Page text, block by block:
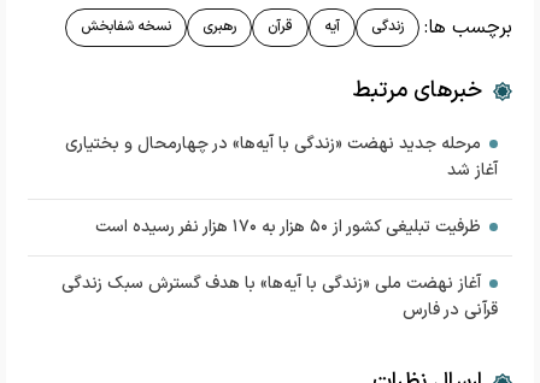
برچسب ها: زندگی آیه قرآن رهبری نسخه شفابخش
خبرهای مرتبط
مرحله جدید نهضت «زندگی با آیه‌ها» در چهارمحال و بختیاری
آغاز شد
ظرفیت تبلیغی کشور از ۵۰ هزار به ۱۷۰ هزار نفر رسیده است
آغاز نهضت ملی «زندگی با آیه‌ها» با هدف گسترش سبک زندگی
قرآنی در فارس